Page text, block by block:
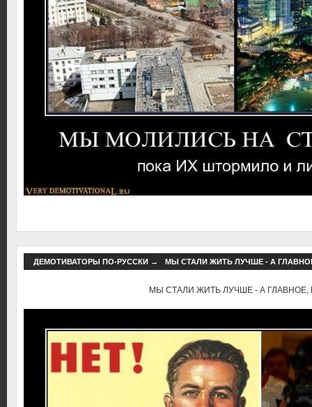
ДЕМОТИВАТОРЫ ПО-РУССКИ→ МЫ СТАЛИ ЖИТЬ ЛУЧШЕ - А
МЫ СТАЛИ ЖИТЬ ЛУЧШЕ - А ГЛАВНОЕ,